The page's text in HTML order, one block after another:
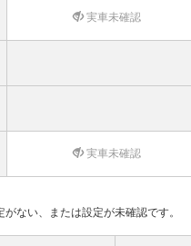
実車未確認
実車未確認
ない、または設定が未確認です。